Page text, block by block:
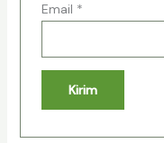
Email *